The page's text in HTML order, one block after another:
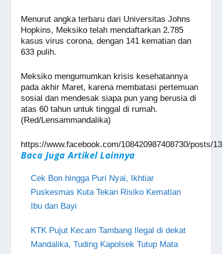
Menurut angka terbaru dari Universitas Johns
Hopkins, Meksiko telah mendaftarkan 2.785
kasus virus corona, dengan 141 kematian dan
633 pulih.
Meksiko mengumumkan krisis kesehatannya
pada akhir Maret, karena membatasi pertemuan
sosial dan mendesak siapa pun yang berusia di
atas 60 tahun untuk tinggal di rumah.
(Red/Lensammandalika)
https://www.facebook.com/108420987408730/posts/
Baca Juga Artikel Lainnya
Cek Bon hingga Puri Nyai, Ikhtiar
Puskesmas Kuta Tekan Risiko Kematian
Ibu dan Bayi
KTK Pujut Kecam Tambang Ilegal di dekat
Mandalika, Tuding Kapolsek Tutup Mata